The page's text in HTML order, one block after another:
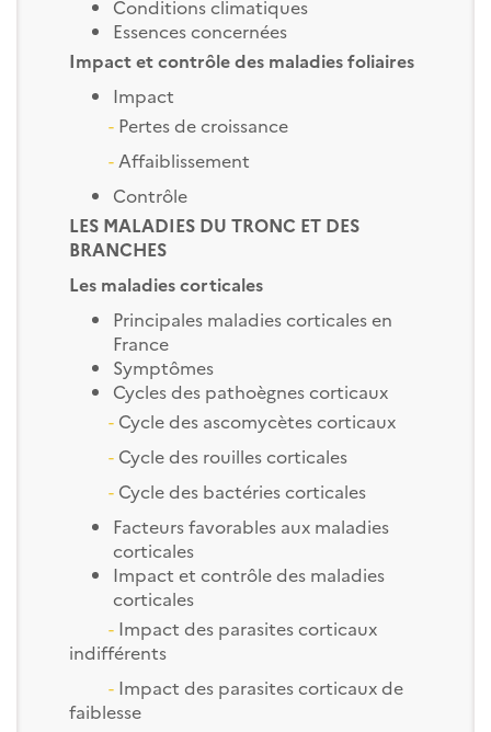
Conditions climatiques
Essences concernées
Impact et contrôle des maladies foliaires
Impact
-Pertes de croissance
-Affaiblissement
Contrôle
LES MALADIES DU TRONC ET DES
BRANCHES
Les maladies corticales
Principales maladies corticales en
France
Symptômes
Cycles des pathoègnes corticaux
-Cycle des ascomycètes corticaux
- Cycle des rouilles corticales
- Cycle des bactéries corticales
Facteurs favorables aux maladies
corticales
Impact et contrôle des maladies
corticales
- Impact des parasites corticaux
indifférents
- Impact des parasites corticaux de
faiblesse